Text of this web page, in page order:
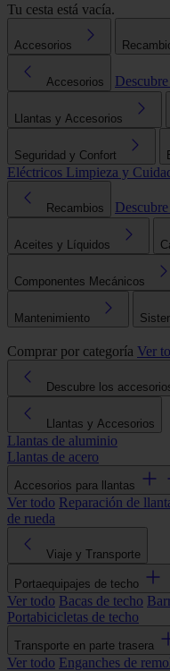
Tu cesta está vacía.
Accesorios
Accesorios
Llantas y Accesorios
Seguridad y Confort
Eléctricos Limpieza y
Recambios
Aceites y Líquidos
Componentes Mecánicos
Mantenimiento
Comprar por categoría Ver
Descubre los
Llantas y Accesorios
Llantas de aluminio
Llantas de acero
Accesorios para llantas
Ver todo Reparación de
de rueda
Viaje y Transporte
Portaequipajes de techo
Ver todo Bacas de techo
Portabicicletas de techo
Transporte en parte trasera
Ver todo Enganches de